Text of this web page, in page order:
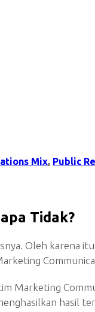
Mix, Public
Tidak?
Oleh karena
Marketing
hasil